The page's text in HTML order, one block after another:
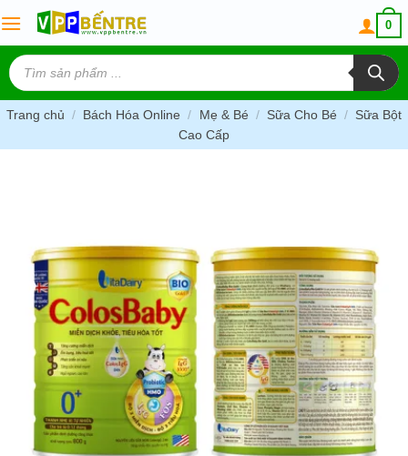
to
content
0
Tìm
kiếm
sản
phẩm
Trang chủ / Bách Hóa Online / Mẹ & Bé / Sữa Cho Bé / Sữa Bột
Cao Cấp